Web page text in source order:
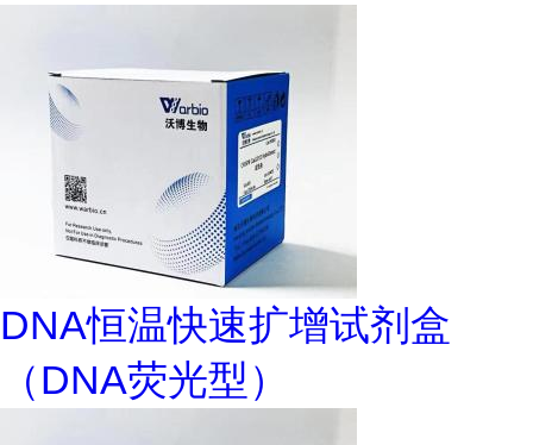
DNA恒温快速扩增试剂盒
（DNA荧光型）